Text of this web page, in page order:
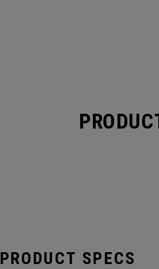
SPECS